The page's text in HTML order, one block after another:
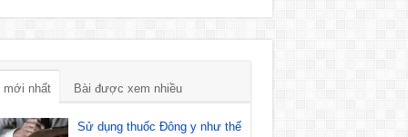
mới nhất Bài được xem nhiều
Sử dụng thuốc Đông y như thế